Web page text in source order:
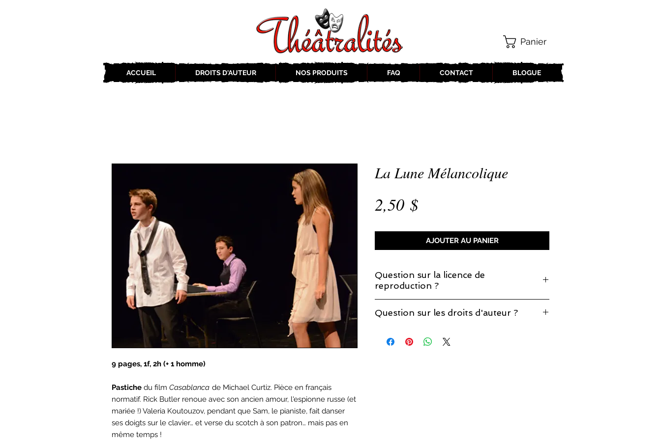
ACCUEIL DROITS D'AUTEUR NOS PRODUITS FAQ CONTACT BLOGUE
Panier
9 pages, 1f, 2h (+ 1 homme)
Pastiche du film Casablanca de Michael Curtiz. Pièce en français
normatif. Rick Butler renoue avec son ancien amour, l'espionne russe (et
mariée !) Valeria Koutouzov, pendant que Sam, le pianiste, fait danser
ses doigts sur le clavier… et verse du scotch à son patron… mais pas en
même temps !
La Lune Mélancolique
2,50 $Prix
AJOUTER AU PANIER
Question sur la licence de
reproduction ?
que la licence de reproduction est incluse.
Question sur les droits d'auteur ?
page sur les
droits d'auteur